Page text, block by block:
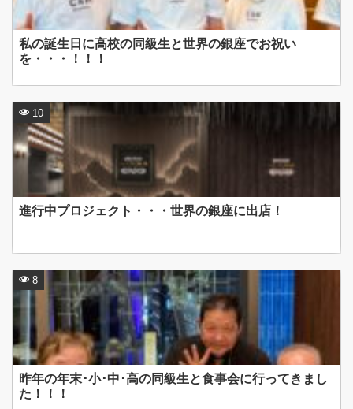
私の誕生日に高校の同級生と世界の銀座でお祝い
を・・・！！！
進行中プロジェクト・・・世界の銀座に出店！
10
昨年の年末･小･中･高の同級生と食事会に行ってきまし
た！！！
8